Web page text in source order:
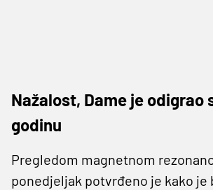
Nažalost, Dame je odigrao
godinu
Pregledom magnetnom
ponedjeljak potvrđeno je kako je